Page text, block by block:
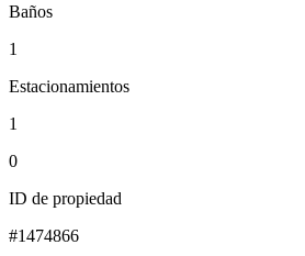
Baños
1
Estacionamientos
1
0
ID de propiedad
#1474866